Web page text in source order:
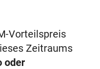
Vorteilspreis
Zeitraums
oder